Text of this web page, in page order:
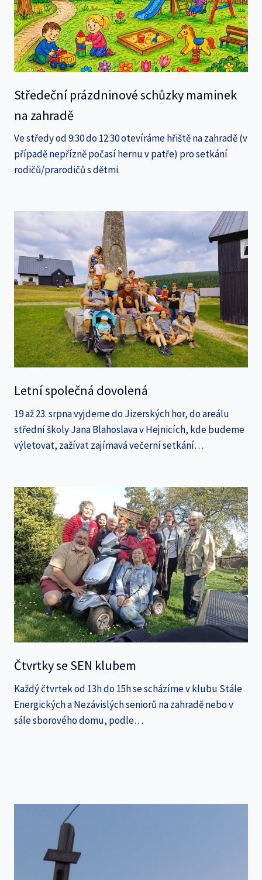
Středeční prázdninové schůzky maminek
na zahradě
Ve středy od 9:30 do 12:30 otevíráme hřiště na zahradě (v
případě nepřízně počasí hernu v patře) pro setkání
rodičů/prarodičů s dětmi.
Letní společná dovolená
19 až 23. srpna vyjdeme do Jizerských hor, do areálu
střední školy Jana Blahoslava v Hejnicích, kde budeme
výletovat, zažívat zajímavá večerní setkání…
Čtvrtky se SEN klubem
Každý čtvrtek od 13h do 15h se scházíme v klubu Stále
Energických a Nezávislých seniorů na zahradě nebo v
sále sborového domu, podle…